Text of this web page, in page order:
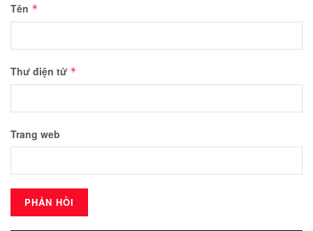
Tên *
Thư điện tử *
Trang web